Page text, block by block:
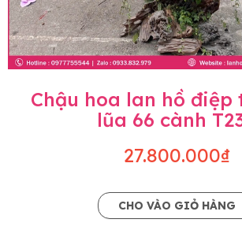
Chậu hoa lan hồ điệp
lũa 66 cành
27.800.000₫
CHO VÀO GIỎ HÀNG